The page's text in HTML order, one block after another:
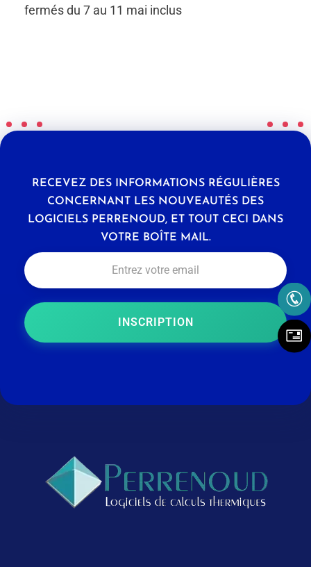
fermés du 7 au 11 mai inclus
RECEVEZ DES INFORMATIONS RÉGULIÈRES
CONCERNANT LES NOUVEAUTÉS DES
LOGICIELS PERRENOUD, ET TOUT CECI DANS
VOTRE BOÎTE MAIL.
INSCRIPTION